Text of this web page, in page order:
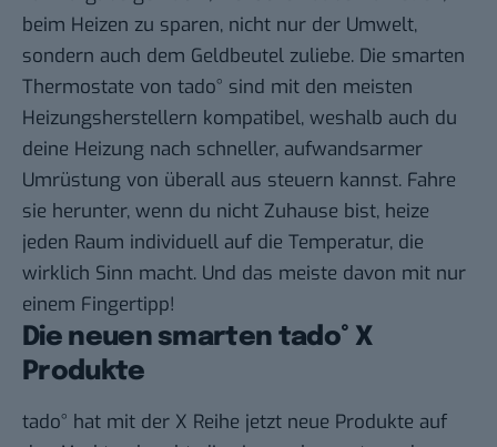
beim Heizen zu sparen, nicht nur der Umwelt,
sondern auch dem Geldbeutel zuliebe. Die smarten
Thermostate von tado° sind mit den meisten
Heizungsherstellern kompatibel, weshalb auch du
deine Heizung nach schneller, aufwandsarmer
Umrüstung von überall aus steuern kannst. Fahre
sie herunter, wenn du nicht Zuhause bist, heize
jeden Raum individuell auf die Temperatur, die
wirklich Sinn macht. Und das meiste davon mit nur
einem Fingertipp!
Die neuen smarten tado° X
Produkte
tado° hat mit der X Reihe jetzt neue Produkte auf